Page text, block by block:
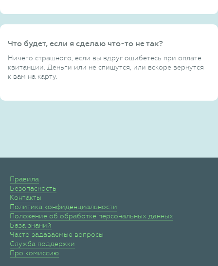
Что будет, если я сделаю что-то не так?
Ничего страшного, если вы вдруг ошибетесь при оплате
квитанции. Деньги или не спишутся, или вскоре вернутся
к вам на карту.
Правила
Безопасность
Контакты
Политика конфиденциальности
Положение об обработке персональных данных
База знаний
Часто задаваемые вопросы
Служба поддержки
Про комиссию